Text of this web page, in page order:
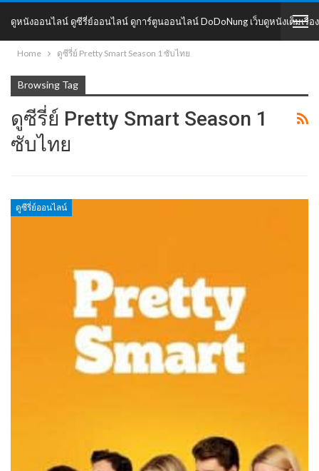
ดูหนังออนไลน์ ดูซีรี่ย์ออนไลน์ ดูการ์ตูนออนไลน์ DoDoNung เว็บดูหนังเต็มเรื่อง
DoDoNung
Home ดูซีรี่ย์ Pretty Smart Season 1 ซับไทย
Browsing Tag
ดูซีรี่ย์ Pretty Smart Season 1
ซับไทย
ดูซีรี่ย์ออนไลน์